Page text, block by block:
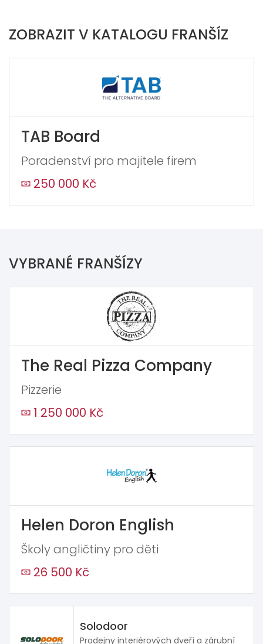
ZOBRAZIT V KATALOGU FRANŠÍZ
TAB Board
Poradenství pro majitele firem
250 000 Kč
VYBRANÉ FRANŠÍZY
The Real Pizza Company
Pizzerie
1 250 000 Kč
Helen Doron English
Školy angličtiny pro děti
26 500 Kč
Solodoor
Prodejny interiérových dveří a zárubní